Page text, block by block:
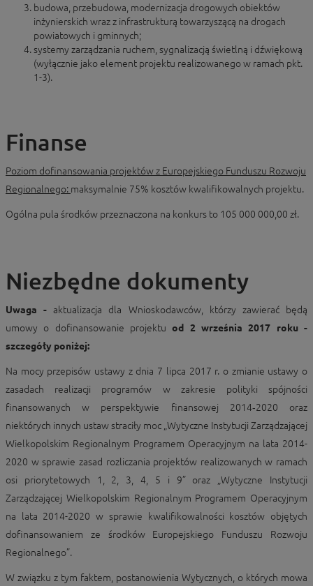
budowa, przebudowa, modernizacja drogowych obiektów
inżynierskich wraz z infrastrukturą towarzyszącą na drogach
powiatowych i gminnych;
systemy zarządzania ruchem, sygnalizacją świetlną i dźwiękową
(wyłącznie jako element projektu realizowanego w ramach pkt.
1-3).
Finanse
Poziom dofinansowania projektów z Europejskiego Funduszu Rozwoju
Regionalnego: maksymalnie 75% kosztów kwalifikowalnych projektu.
Ogólna pula środków przeznaczona na konkurs to 105 000 000,00 zł.
Niezbędne dokumenty
Uwaga - aktualizacja dla Wnioskodawców, którzy zawierać będą
umowy o dofinansowanie projektu od 2 września 2017 roku -
szczegóły poniżej:
Na mocy przepisów ustawy z dnia 7 lipca 2017 r. o zmianie ustawy o
zasadach realizacji programów w zakresie polityki spójności
finansowanych w perspektywie finansowej 2014‑2020 oraz
niektórych innych ustaw straciły moc „Wytyczne Instytucji Zarządzającej
Wielkopolskim Regionalnym Programem Operacyjnym na lata 2014-
2020 w sprawie zasad rozliczania projektów realizowanych w ramach
osi priorytetowych 1, 2, 3, 4, 5 i 9” oraz „Wytyczne Instytucji
Zarządzającej Wielkopolskim Regionalnym Programem Operacyjnym
na lata 2014-2020 w sprawie kwalifikowalności kosztów objętych
dofinansowaniem ze środków Europejskiego Funduszu Rozwoju
Regionalnego”.
W związku z tym faktem, postanowienia Wytycznych, o których mowa